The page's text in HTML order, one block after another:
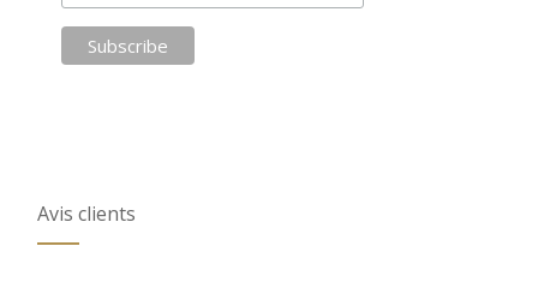
Avis clients